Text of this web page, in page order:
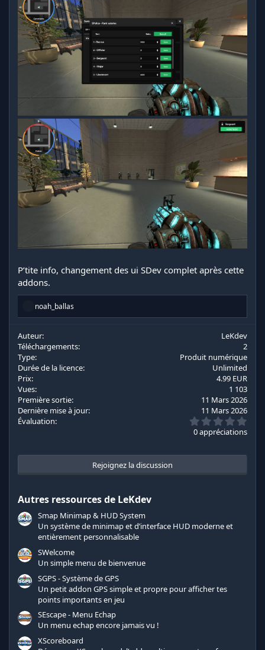
P’tite info, changement des ui SDev complet après cette
addons.
R
c
t
i
o
n
:
noah_ballas
Auteur
LeKdev
Téléchargements
2
Type
Produit numérique
Durée de la licence
Unlimited
Prix
4.99 EUR
Vues
1 103
Première sortie
11 Mars 2026
Dernière mise à jour
11 Mars 2026
Évaluation
.
0
0 appréciations
Rejoignez la discussion
Autres ressources de LeKdev
Smap Minimap & HUD System
Un système de minimap et d’interface HUD moderne et
entièrement personnalisable
SWelcome
Un simple menu de bienvenue
SGPS - Système de GPS
Un petit addon GPS simple et propre pour afficher tes
points importants en jeu
SEscape - Menu Echap
Un menu echap encore jamais vu !
XScoreboard